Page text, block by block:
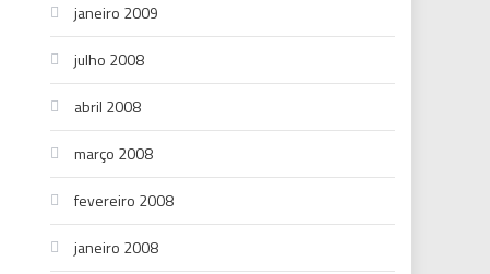
janeiro 2009
julho 2008
abril 2008
março 2008
fevereiro 2008
janeiro 2008